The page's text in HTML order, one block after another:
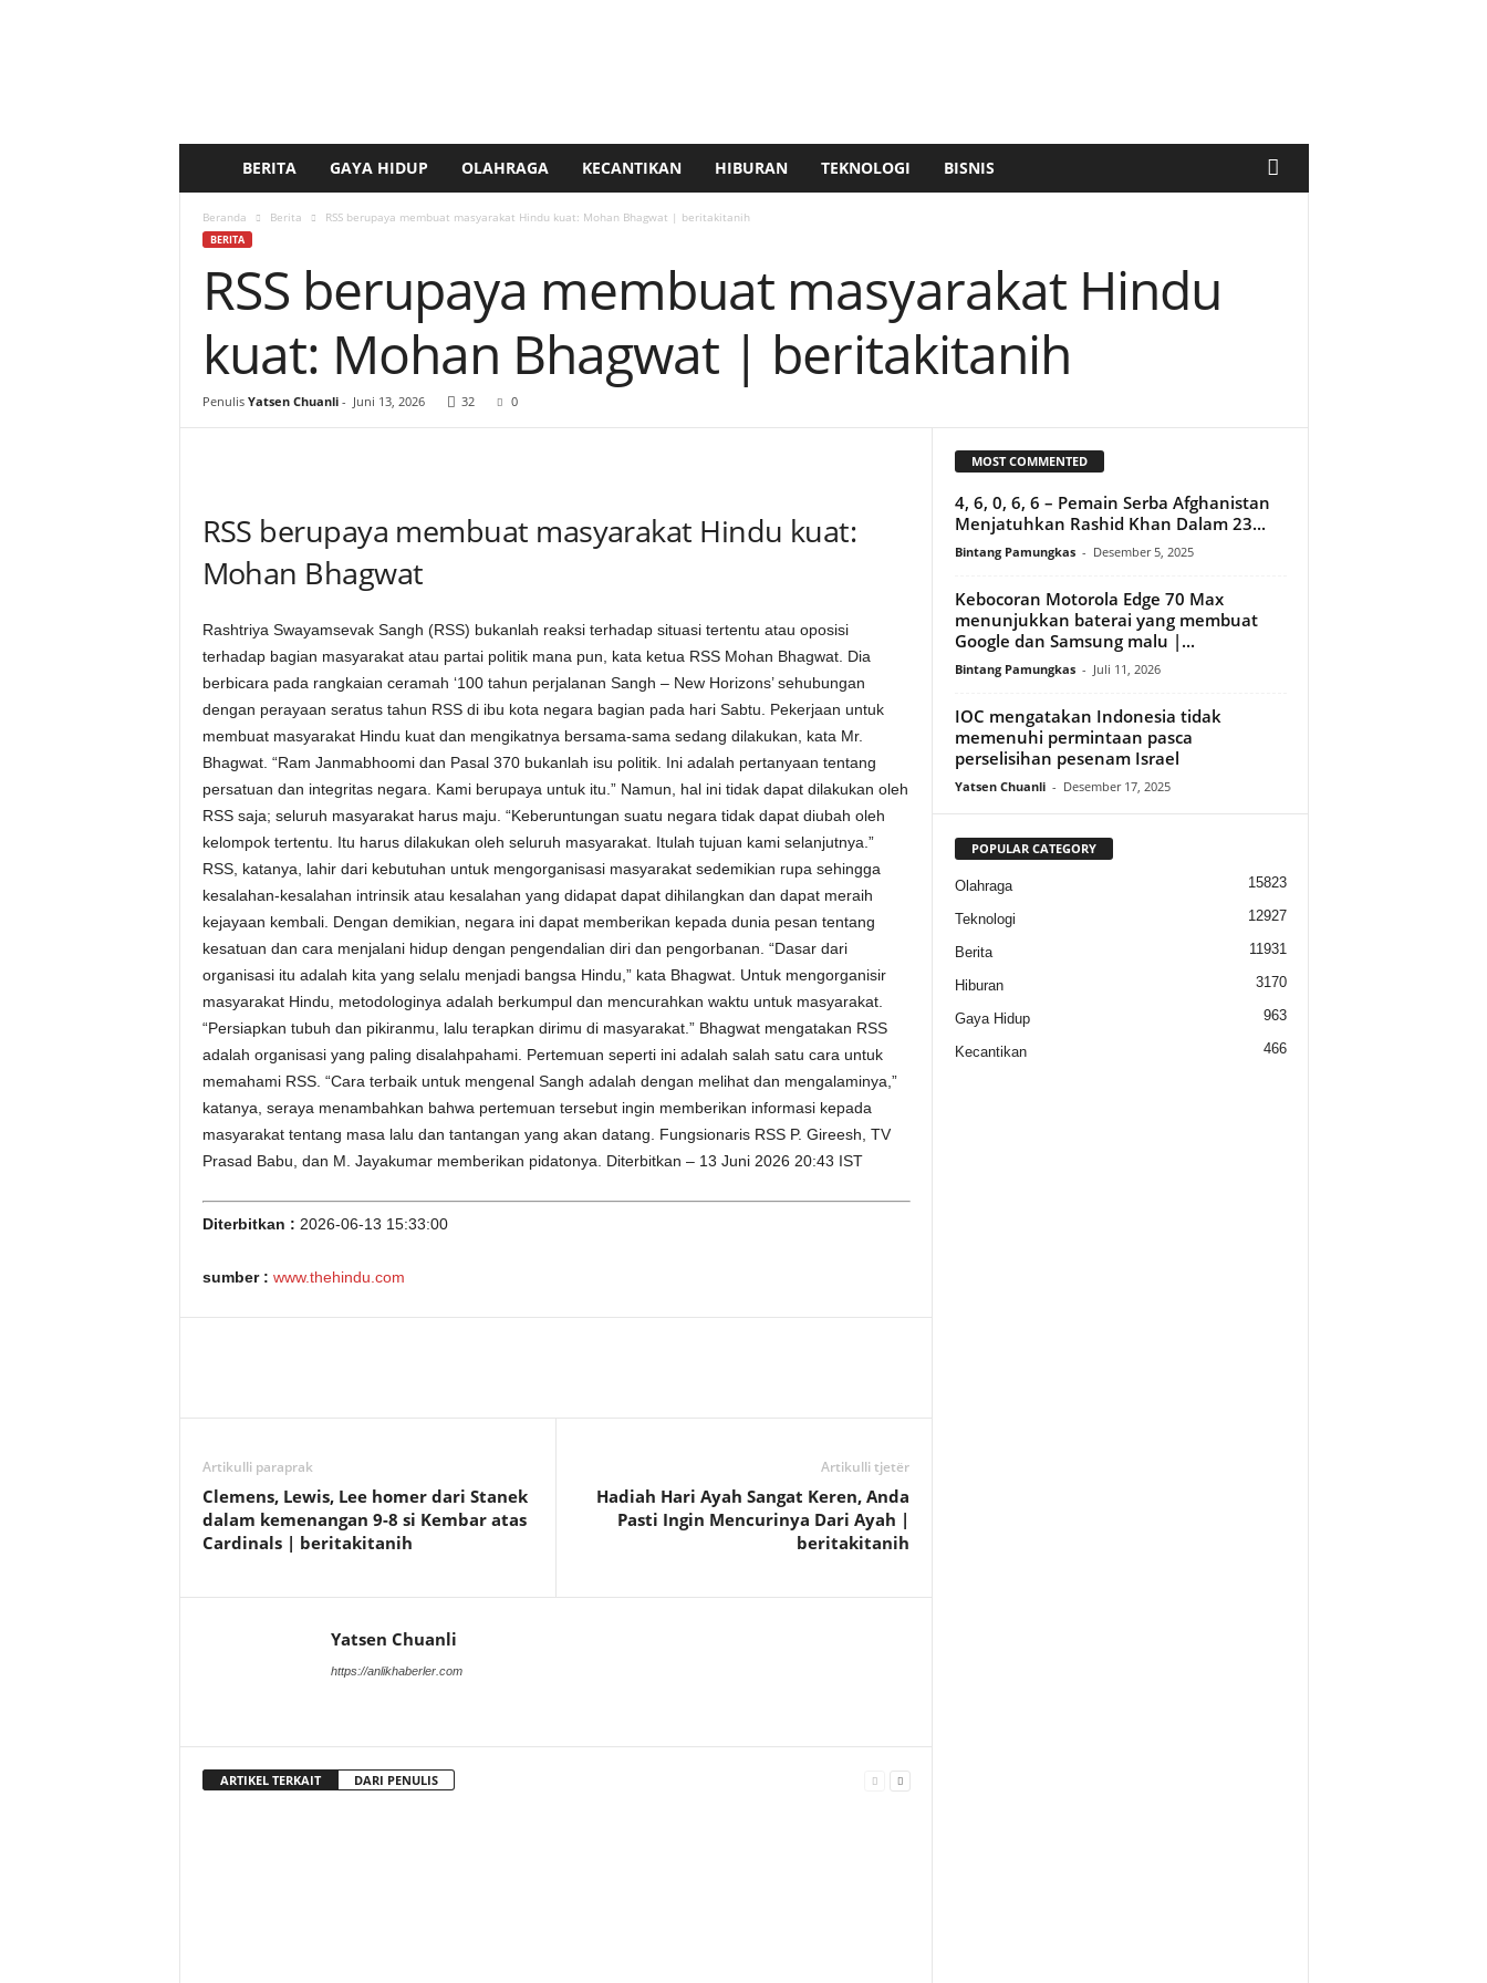
e
i
t
a
n
.
c
o
m
BERITA GAYA HIDUP OLAHRAGA KECANTIKAN HIBURAN TEKNOLOGI BISNIS
Beranda Berita RSS berupaya membuat masyarakat Hindu kuat: Mohan Bhagwat | beritakitanih
BERITA
RSS berupaya membuat masyarakat Hindu
kuat: Mohan Bhagwat | beritakitanih
Penulis Yatsen Chuanli- Juni 13, 2026 32 0
RSS berupaya membuat masyarakat Hindu kuat:
Mohan Bhagwat
Rashtriya Swayamsevak Sangh (RSS) bukanlah reaksi terhadap situasi tertentu atau oposisi
terhadap bagian masyarakat atau partai politik mana pun, kata ketua RSS Mohan Bhagwat. Dia
berbicara pada rangkaian ceramah ‘100 tahun perjalanan Sangh – New Horizons’ sehubungan
dengan perayaan seratus tahun RSS di ibu kota negara bagian pada hari Sabtu. Pekerjaan untuk
membuat masyarakat Hindu kuat dan mengikatnya bersama-sama sedang dilakukan, kata Mr.
Bhagwat. “Ram Janmabhoomi dan Pasal 370 bukanlah isu politik. Ini adalah pertanyaan tentang
persatuan dan integritas negara. Kami berupaya untuk itu.” Namun, hal ini tidak dapat dilakukan oleh
RSS saja; seluruh masyarakat harus maju. “Keberuntungan suatu negara tidak dapat diubah oleh
kelompok tertentu. Itu harus dilakukan oleh seluruh masyarakat. Itulah tujuan kami selanjutnya.”
RSS, katanya, lahir dari kebutuhan untuk mengorganisasi masyarakat sedemikian rupa sehingga
kesalahan-kesalahan intrinsik atau kesalahan yang didapat dapat dihilangkan dan dapat meraih
kejayaan kembali. Dengan demikian, negara ini dapat memberikan kepada dunia pesan tentang
kesatuan dan cara menjalani hidup dengan pengendalian diri dan pengorbanan. “Dasar dari
organisasi itu adalah kita yang selalu menjadi bangsa Hindu,” kata Bhagwat. Untuk mengorganisir
masyarakat Hindu, metodologinya adalah berkumpul dan mencurahkan waktu untuk masyarakat.
“Persiapkan tubuh dan pikiranmu, lalu terapkan dirimu di masyarakat.” Bhagwat mengatakan RSS
adalah organisasi yang paling disalahpahami. Pertemuan seperti ini adalah salah satu cara untuk
memahami RSS. “Cara terbaik untuk mengenal Sangh adalah dengan melihat dan mengalaminya,”
katanya, seraya menambahkan bahwa pertemuan tersebut ingin memberikan informasi kepada
masyarakat tentang masa lalu dan tantangan yang akan datang. Fungsionaris RSS P. Gireesh, TV
Prasad Babu, dan M. Jayakumar memberikan pidatonya. Diterbitkan – 13 Juni 2026 20:43 IST
Diterbitkan : 2026-06-13 15:33:00
sumber : www.thehindu.com
Artikulli paraprak
Clemens, Lewis, Lee homer dari Stanek
dalam kemenangan 9-8 si Kembar atas
Cardinals | beritakitanih
Artikulli tjetër
Hadiah Hari Ayah Sangat Keren, Anda
Pasti Ingin Mencurinya Dari Ayah |
beritakitanih
Yatsen Chuanli
https://anlikhaberler.com
ARTIKEL TERKAIT DARI PENULIS
MOST COMMENTED
4, 6, 0, 6, 6 – Pemain Serba Afghanistan
Menjatuhkan Rashid Khan Dalam 23...
Bintang Pamungkas - Desember 5, 2025
Kebocoran Motorola Edge 70 Max
menunjukkan baterai yang membuat
Google dan Samsung malu |...
Bintang Pamungkas - Juli 11, 2026
IOC mengatakan Indonesia tidak
memenuhi permintaan pasca
perselisihan pesenam Israel
Yatsen Chuanli - Desember 17, 2025
POPULAR CATEGORY
Olahraga 15823
Teknologi 12927
Berita 11931
Hiburan 3170
Gaya Hidup 963
Kecantikan 466